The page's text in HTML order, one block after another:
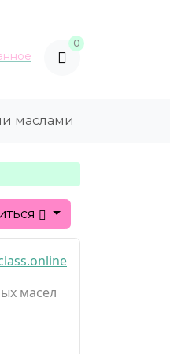
0
маслами
масел